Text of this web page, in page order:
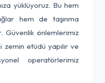
yüklüyoruz. Bu hem
hem de taşınma
Güvenlik önlemlerimiz
etüdü yapılır ve
operatörlerimiz